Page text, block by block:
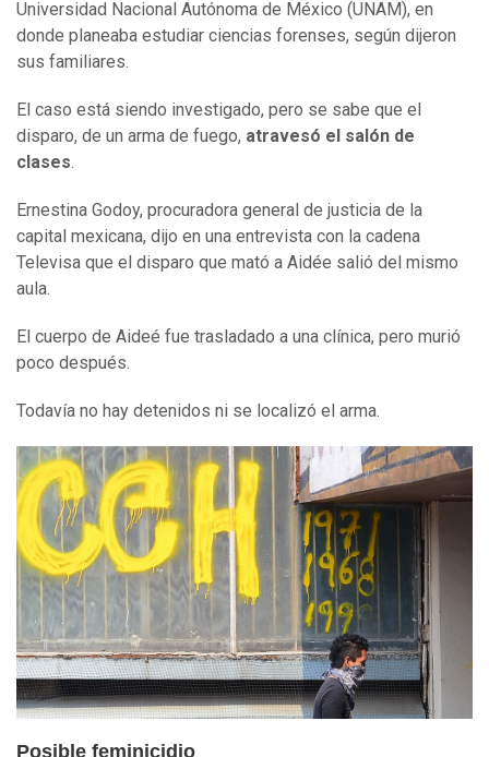
Universidad Nacional Autónoma de México (UNAM), en
donde planeaba estudiar ciencias forenses, según dijeron
sus familiares.
El caso está siendo investigado, pero se sabe que el
disparo, de un arma de fuego, atravesó el salón de
clases.
Ernestina Godoy, procuradora general de justicia de la
capital mexicana, dijo en una entrevista con la cadena
Televisa que el disparo que mató a Aidée salió del mismo
aula.
El cuerpo de Aideé fue trasladado a una clínica, pero murió
poco después.
Todavía no hay detenidos ni se localizó el arma.
Posible feminicidio